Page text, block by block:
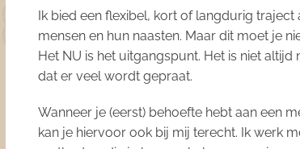
Ik bied een flexibel, kort of langdurig
mensen en hun naasten. Maar dit moet je
Het NU is het uitgangspunt. Het is niet
dat er veel wordt gepraat.
Wanneer je (eerst) behoefte hebt aan een
kan je hiervoor ook bij mij terecht. Ik werk